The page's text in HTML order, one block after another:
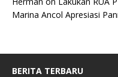
Marina Ancol Apresiasi
BERITA TERBARU